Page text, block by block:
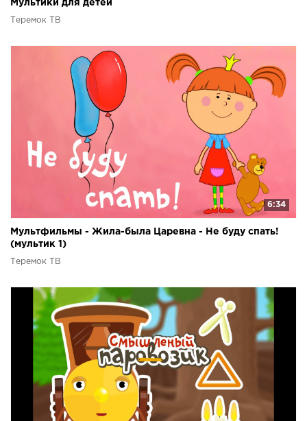
Мультики для детей
Теремок ТВ
6:34
Мультфильмы - Жила-была Царевна - Не буду спать!
(мультик 1)
Теремок ТВ